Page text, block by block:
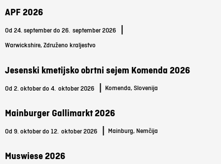
APF 2026
Od 24. september do 26. september 2026
Warwickshire, Združeno kraljestvo
Jesenski kmetijsko obrtni sejem Komenda 2026
Od 2. oktober do 4. oktober 2026 Komenda, Slovenija
Mainburger Gallimarkt 2026
Od 9. oktober do 12. oktober 2026 Mainburg, Nemčija
Muswiese 2026